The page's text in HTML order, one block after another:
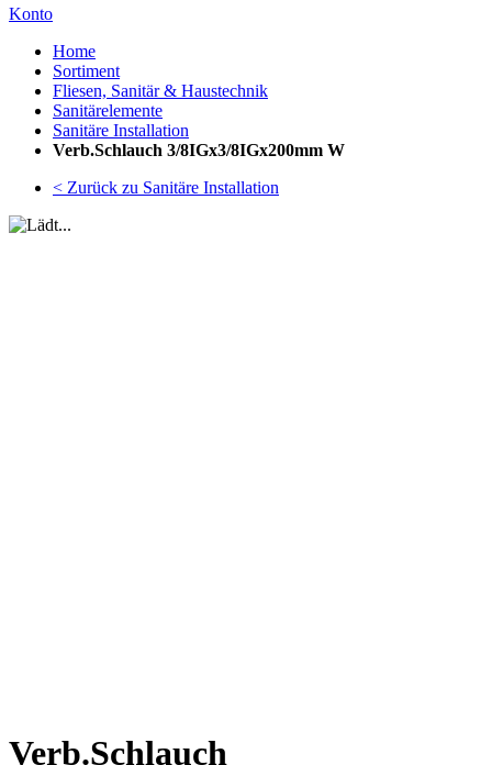
Konto
Home
Sortiment
Fliesen, Sanitär & Haustechnik
Sanitärelemente
Sanitäre Installation
Verb.Schlauch 3/8IGx3/8IGx200mm W
< Zurück zu Sanitäre Installation
Verb.Schlauch